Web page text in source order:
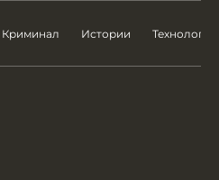
Криминал Истории Технологии